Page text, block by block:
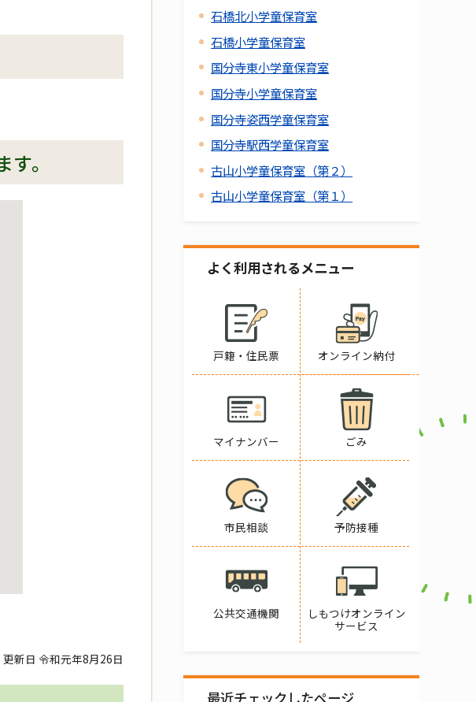
。
更新日 令和元年8月26日
石橋北小学童保育室
石橋小学童保育室
国分寺東小学童保育室
国分寺小学童保育室
国分寺姿西学童保育室
国分寺駅西学童保育室
古山小学童保育室（第２）
古山小学童保育室（第１）
よく利用されるメニュー
戸籍・住民票 オンライン納付
マイナンバー ごみ
市民相談 予防接種
公共交通機関
しもつけオンライン
サービス
最近チェックしたページ